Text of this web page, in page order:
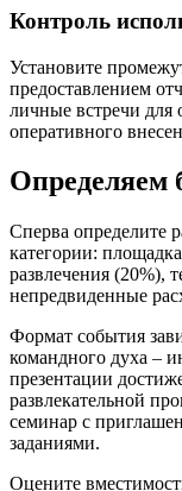
Контроль
Установите
предоставлением
личные встречи
оперативного
Определяем
Сперва определите
категории:
развлечения (20%),
непредвиденные
Формат события
командного духа –
презентации
развлекательной
семинар с
заданиями.
Оцените